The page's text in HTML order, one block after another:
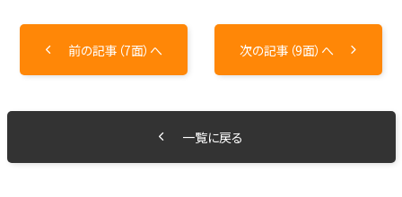
前の記事（7面）へ 次の記事（9面）へ
一覧に戻る